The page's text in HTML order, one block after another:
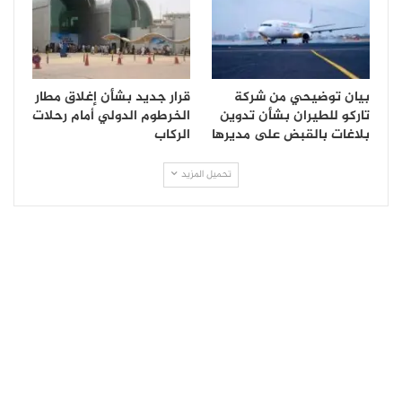
بيان توضيحي من شركة
تاركو للطيران بشأن تدوين
بلاغات بالقبض على مديرها
قرار جديد بشأن إغلاق مطار
الخرطوم الدولي أمام رحلات
الركاب
تحميل المزيد